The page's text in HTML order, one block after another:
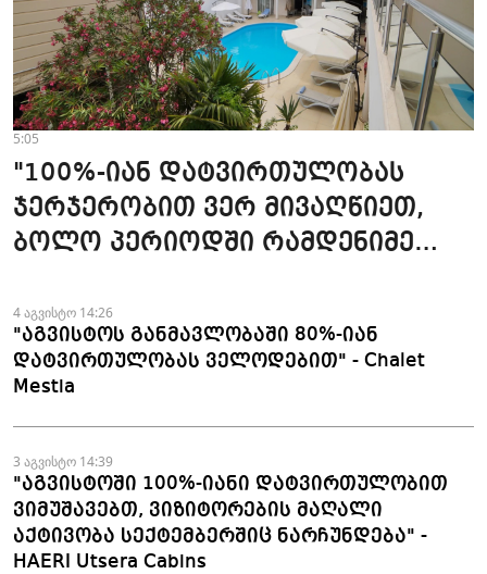
5:05
"100%-იან დატვირთულობას
ჯერჯერობით ვერ მივაღწიეთ,
ბოლო პერიოდში რამდენიმე
Beach Club
4 აგვისტო 14:26
"აგვისტოს განმავლობაში 80%-იან
დატვირთულობას ველოდებით" - Chalet
Mestia
3 აგვისტო 14:39
"აგვისტოში 100%-იანი დატვირთულობით
ვიმუშავებთ, ვიზიტორების მაღალი
აქტივობა სექტემბერშიც ნარჩუნდება" -
HAERI Utsera Cabins